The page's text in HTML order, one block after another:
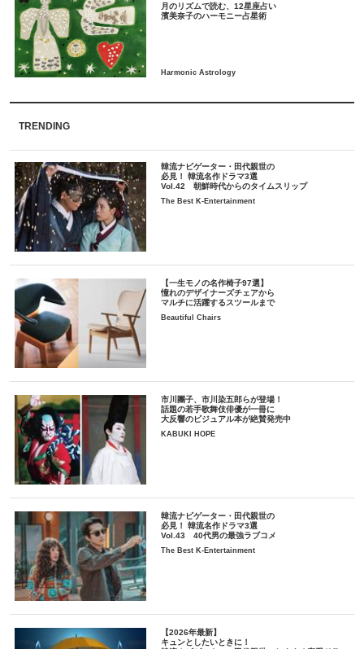
月のリズムで読む、12星座占い
TRENDING
韓流ナビゲーター・田代親世の
必見！ 韓流名作ドラマ3選
Vol.42 朝鮮時代からのタイムスリップ
The Best K-Entertainment
【一生モノの名作椅子97選】
憧れのデザイナーズチェアから
マルチに活躍するスツールまで
Beautiful Chairs
市川團子、市川染五郎らが登場！
話題の若手歌舞伎俳優が一冊に
大反響のビジュアル本が絶賛発売中
KABUKI HOPE
韓流ナビゲーター・田代親世の
必見！ 韓流名作ドラマ3選
Vol.43 40代男の最強ラブコメ
The Best K-Entertainment
【2026年最新】
キュンとしたいときに！